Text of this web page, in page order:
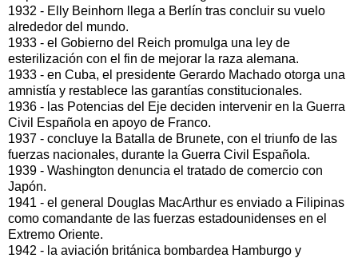
1932 - Elly Beinhorn llega a Berlín tras concluir su vuelo
alrededor del mundo.
1933 - el Gobierno del Reich promulga una ley de
esterilización con el fin de mejorar la raza alemana.
1933 - en Cuba, el presidente Gerardo Machado otorga una
amnistía y restablece las garantías constitucionales.
1936 - las Potencias del Eje deciden intervenir en la Guerra
Civil Española en apoyo de Franco.
1937 - concluye la Batalla de Brunete, con el triunfo de las
fuerzas nacionales, durante la Guerra Civil Española.
1939 - Washington denuncia el tratado de comercio con
Japón.
1941 - el general Douglas MacArthur es enviado a Filipinas
como comandante de las fuerzas estadounidenses en el
Extremo Oriente.
1942 - la aviación británica bombardea Hamburgo y